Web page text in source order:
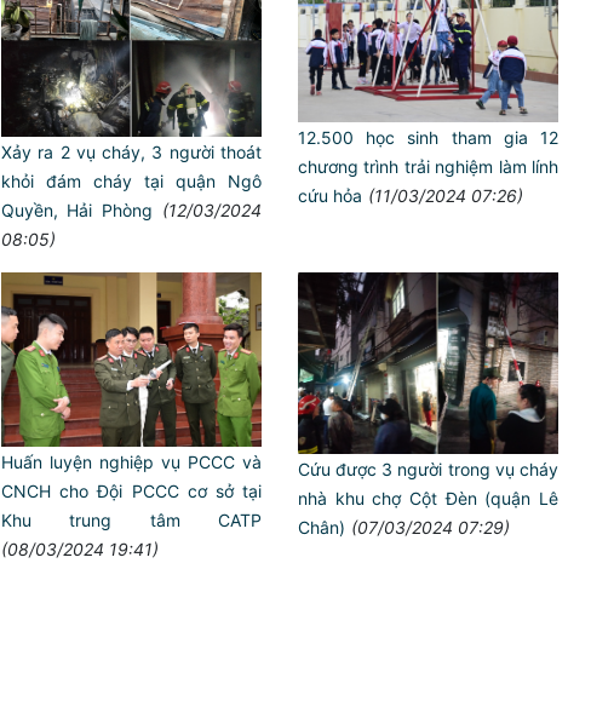
Xảy ra 2 vụ cháy, 3 người thoát
khỏi đám cháy tại quận Ngô
Quyền, Hải Phòng (12/03/2024
08:05)
12.500 học sinh tham gia 12
chương trình trải nghiệm làm lính
cứu hỏa (11/03/2024 07:26)
Huấn luyện nghiệp vụ PCCC và
CNCH cho Đội PCCC cơ sở tại
Khu trung tâm CATP
(08/03/2024 19:41)
Cứu được 3 người trong vụ cháy
nhà khu chợ Cột Đèn (quận Lê
Chân) (07/03/2024 07:29)
Trailer chung kết Hội thi lực lượng tham gia bảo vệ
ANTT ở cơ sở giỏi toàn quốc lần thứ I, năm 2026